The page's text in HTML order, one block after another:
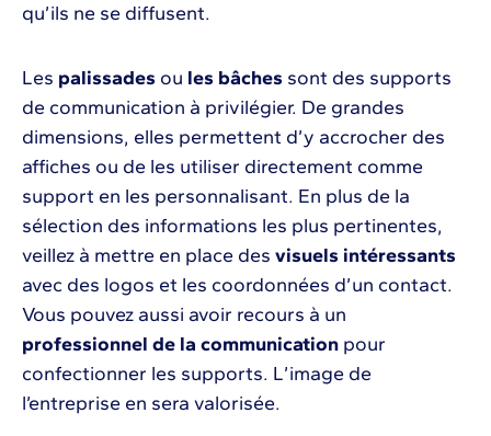
qu’ils ne se diffusent.
Les palissades ou les bâches sont des supports
de communication à privilégier. De grandes
dimensions, elles permettent d’y accrocher des
affiches ou de les utiliser directement comme
support en les personnalisant. En plus de la
sélection des informations les plus pertinentes,
veillez à mettre en place des visuels intéressants
avec des logos et les coordonnées d’un contact.
Vous pouvez aussi avoir recours à un
professionnel de la communication pour
confectionner les supports. L’image de
l’entreprise en sera valorisée.